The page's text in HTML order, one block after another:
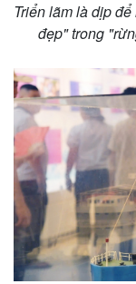
Kinh tế
Bất động sản
Khởi nghiệp
Triển lãm là dịp
đẹp" trong